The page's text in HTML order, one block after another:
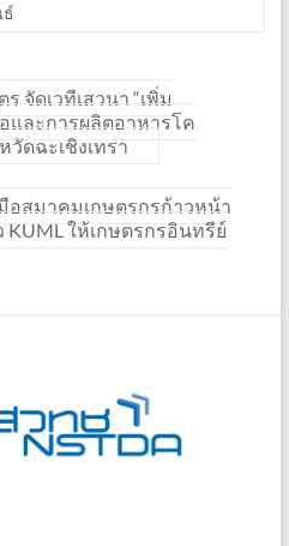
จัดเวทีเสวนา “เพิ่ม
และการผลิตอาหารโค
ดฉะเชิงเทรา
อสมาคมเกษตรกรก้าวหน้า
KUML ให้เกษตรกรอินทรีย์